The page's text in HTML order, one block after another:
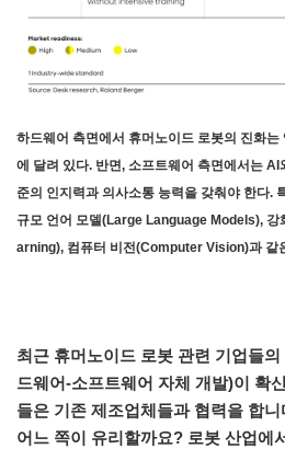
하드웨어 측면에서 휴머노이드 로봇의 진화
에 달려 있다. 반면, 소프트웨어 측면에서는
준의 인지력과 의사소통 능력을 갖춰야 한다.
규모 언어 모델(Large Language Models),
arning), 컴퓨터 비전(Computer Vision)과 같
최근 휴머노이드 로봇 관련 기업들
드웨어-소프트웨어 자체 개발)이 확
들은 기존 제조업체들과 협력을 합
어느 쪽이 유리할까요? 로봇 산업에